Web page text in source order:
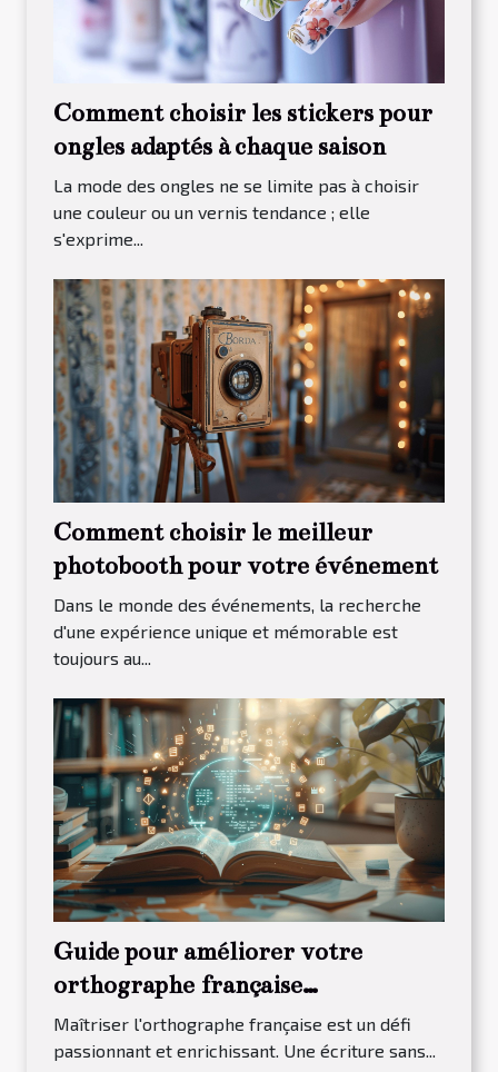
Comment choisir les stickers pour
ongles adaptés à chaque saison
La mode des ongles ne se limite pas à choisir
une couleur ou un vernis tendance ; elle
s'exprime...
Comment choisir le meilleur
photobooth pour votre événement
Dans le monde des événements, la recherche
d'une expérience unique et mémorable est
toujours au...
Guide pour améliorer votre
orthographe française
efficacement
Maîtriser l'orthographe française est un défi
passionnant et enrichissant. Une écriture sans...